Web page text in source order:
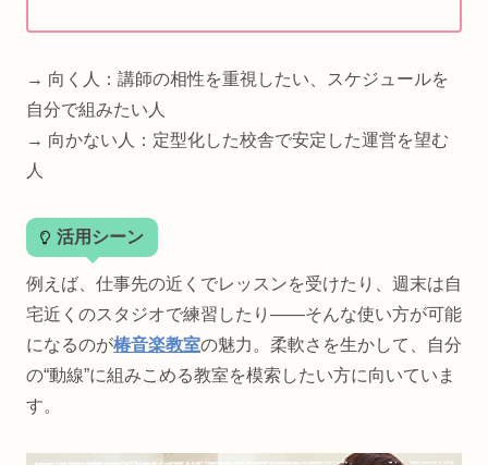
→ 向く人：講師の相性を重視したい、スケジュールを
自分で組みたい人
→ 向かない人：定型化した校舎で安定した運営を望む
人
活用シーン
例えば、仕事先の近くでレッスンを受けたり、週末は自
宅近くのスタジオで練習したり——そんな使い方が可能
になるのが椿音楽教室の魅力。柔軟さを生かして、自分
の“動線”に組みこめる教室を模索したい方に向いていま
す。